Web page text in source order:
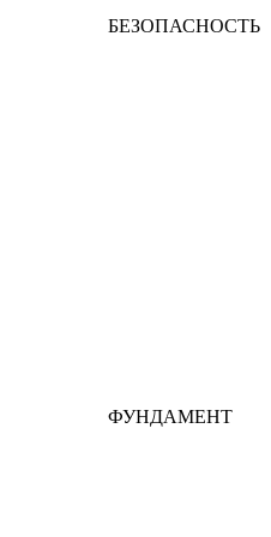
БЕЗОПАСНОСТЬ
ФУНДАМЕНТ